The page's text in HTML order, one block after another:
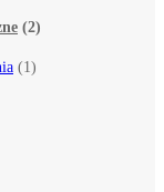
(2)
(1)